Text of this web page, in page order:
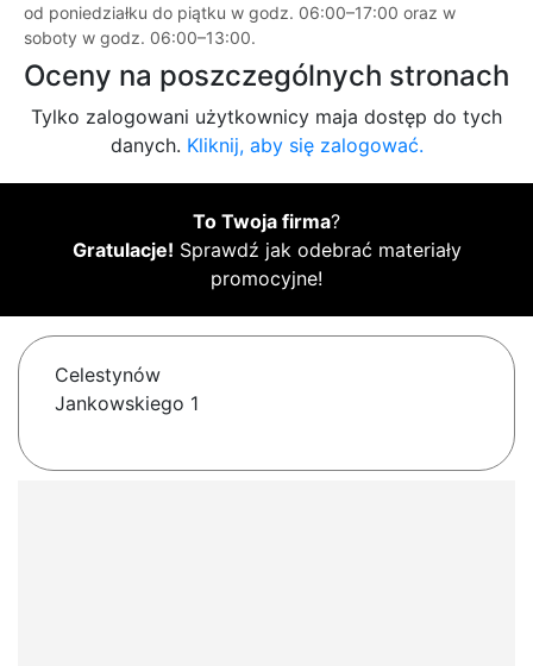
od poniedziałku do piątku w godz. 06:00–17:00 oraz w
soboty w godz. 06:00–13:00.
Oceny na poszczególnych stronach
Tylko zalogowani użytkownicy maja dostęp do tych
danych. Kliknij, aby się zalogować.
To Twoja firma?
Gratulacje! Sprawdź jak odebrać materiały
promocyjne!
Celestynów
Jankowskiego 1